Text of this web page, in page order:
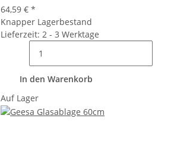
64,59 € *
Knapper Lagerbestand
Lieferzeit: 2 - 3 Werktage
In den Warenkorb
Auf Lager